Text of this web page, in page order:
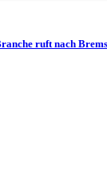
ruft nach